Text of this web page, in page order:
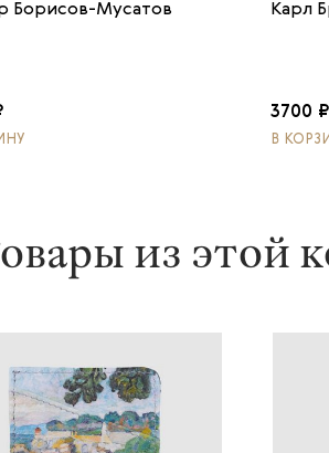
Борисов-Мусатов Карл
3700 ₽
В
из этой